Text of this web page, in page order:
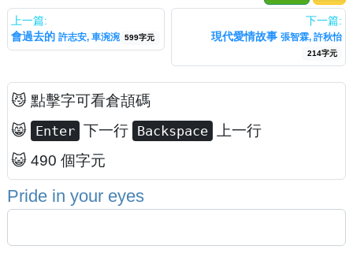
上一篇:
會過去的 許志安, 車涴涴 599字元
下一篇:
現代愛情故事張智霖, 許秋怡
214字元
😼 點擊字可看倉頡碼
😸 Enter 下一行 Backspace
上一行
😺 490 個字元
Pride in your eyes